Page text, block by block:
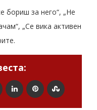
бориш за него“, „Не
„Се вика активен